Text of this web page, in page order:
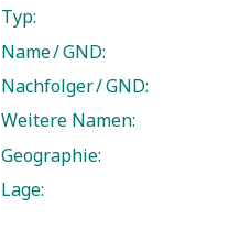
Typ:
Name / GND:
Nachfolger / GND:
Weitere Namen:
Geographie:
Lage: